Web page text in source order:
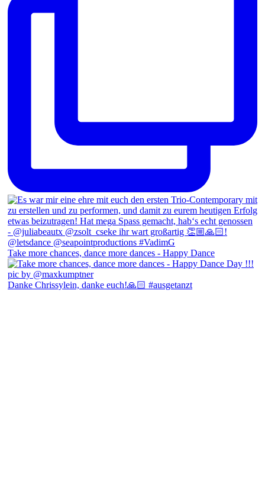
Take more chances, dance more dances - Happy Dance
Danke Chrissylein, danke euch!🙏🏻 #ausgetanzt